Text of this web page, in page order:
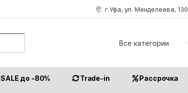
г.Уфа, ул. Менделеева, 130
SALE до -80% Trade-in Рассрочка